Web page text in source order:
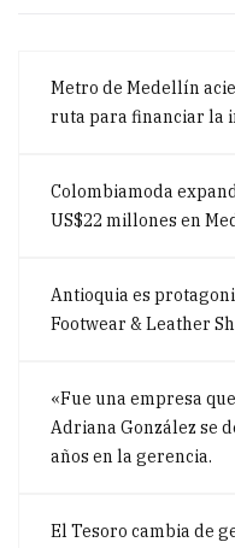
Metro de Medellín
ruta para financiar la
Colombiamoda
US$22 millones en
Antioquia es
Footwear & Leather
«Fue una empresa
Adriana González se
años en la gerencia.
El Tesoro cambia de